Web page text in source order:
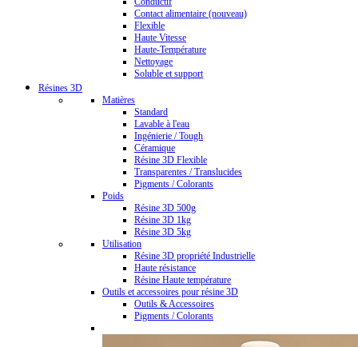
Contact alimentaire (nouveau)
Flexible
Haute Vitesse
Haute-Température
Nettoyage
Soluble et support
Résines 3D
Matières
Standard
Lavable à l'eau
Ingénierie / Tough
Céramique
Résine 3D Flexible
Transparentes / Translucides
Pigments / Colorants
Poids
Résine 3D 500g
Résine 3D 1kg
Résine 3D 5kg
Utilisation
Résine 3D propriété Industrielle
Haute résistance
Résine Haute température
Outils et accessoires pour résine 3D
Outils & Accessoires
Pigments / Colorants